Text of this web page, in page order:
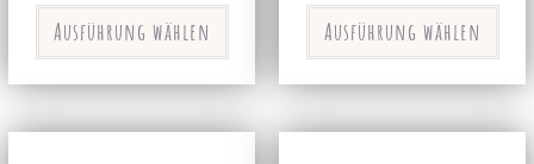
Ausführung wählen Ausführung wählen